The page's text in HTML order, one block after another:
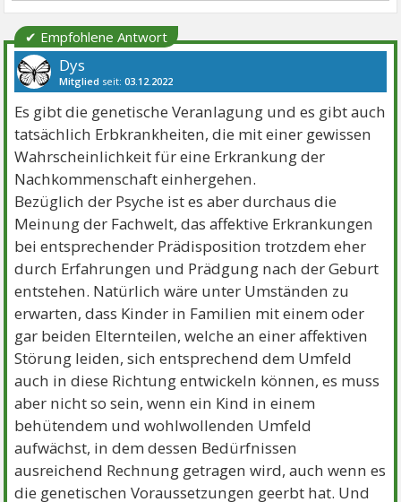
✔ Empfohlene Antwort
Dys
Mitglied seit:03.12.2022
Es gibt die genetische Veranlagung und es gibt auch
tatsächlich Erbkrankheiten, die mit einer gewissen
Wahrscheinlichkeit für eine Erkrankung der
Nachkommenschaft einhergehen.
Bezüglich der Psyche ist es aber durchaus die
Meinung der Fachwelt, das affektive Erkrankungen
bei entsprechender Prädisposition trotzdem eher
durch Erfahrungen und Prädgung nach der Geburt
entstehen. Natürlich wäre unter Umständen zu
erwarten, dass Kinder in Familien mit einem oder
gar beiden Elternteilen, welche an einer affektiven
Störung leiden, sich entsprechend dem Umfeld
auch in diese Richtung entwickeln können, es muss
aber nicht so sein, wenn ein Kind in einem
behütendem und wohlwollenden Umfeld
aufwächst, in dem dessen Bedürfnissen
ausreichend Rechnung getragen wird, auch wenn es
die genetischen Voraussetzungen geerbt hat. Und